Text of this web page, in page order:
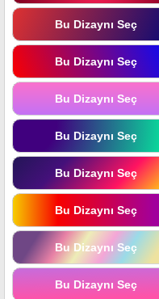
Bu Dizaynı Seç
Bu Dizaynı Seç
Bu Dizaynı Seç
Bu Dizaynı Seç
Bu Dizaynı Seç
Bu Dizaynı Seç
Bu Dizaynı Seç
Bu Dizaynı Seç